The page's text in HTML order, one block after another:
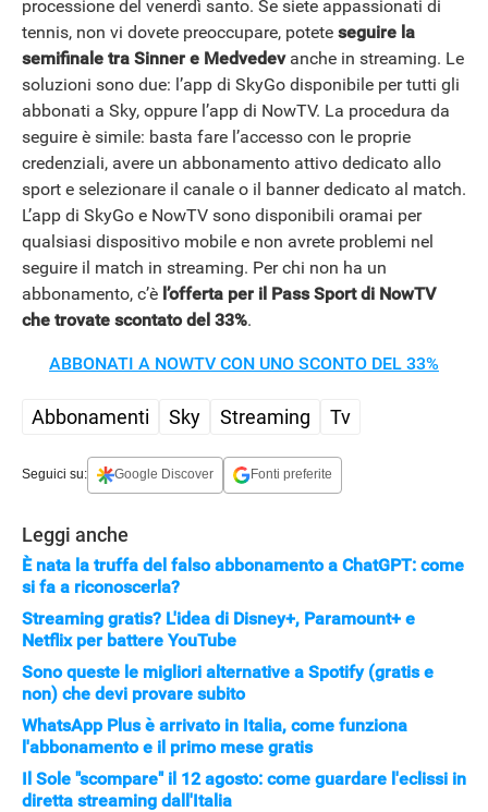
APPLE
processione del venerdì santo. Se siete appassionati di
tennis, non vi dovete preoccupare, potete seguire la
semifinale tra Sinner e Medvedevanche in streaming. Le
soluzioni sono due: l’app di SkyGo disponibile per tutti gli
abbonati a Sky, oppure l’app di NowTV. La procedura da
seguire è simile: basta fare l’accesso con le proprie
credenziali, avere un abbonamento attivo dedicato allo
sport e selezionare il canale o il banner dedicato al match.
L’app di SkyGo e NowTV sono disponibili oramai per
qualsiasi dispositivo mobile e non avrete problemi nel
seguire il match in streaming. Per chi non ha un
abbonamento, c’è l’offerta per il Pass Sport di NowTV
che trovate scontato del 33%.
ABBONATI A NOWTV CON UNO SCONTO DEL 33%
Abbonamenti Sky Streaming Tv
Seguici su: Google Discover Fonti preferite
Leggi anche
È nata la truffa del falso abbonamento a ChatGPT: come
si fa a riconoscerla?
Streaming gratis? L'idea di Disney+, Paramount+ e
Netflix per battere YouTube
Sono queste le migliori alternative a Spotify (gratis e
non) che devi provare subito
WhatsApp Plus è arrivato in Italia, come funziona
l'abbonamento e il primo mese gratis
Il Sole "scompare" il 12 agosto: come guardare l'eclissi in
diretta streaming dall'Italia